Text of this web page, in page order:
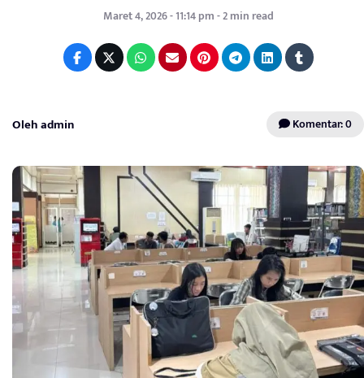
Maret 4, 2026 - 11:14 pm - 2 min read
Oleh admin Komentar: 0